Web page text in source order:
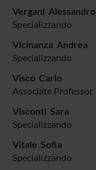
Vergani Alessandro
Specializzando
Vicinanza Andrea
Specializzando
Visco Carlo
Associate Professor
Visconti Sara
Specializzando
Vitale Sofia
Specializzando